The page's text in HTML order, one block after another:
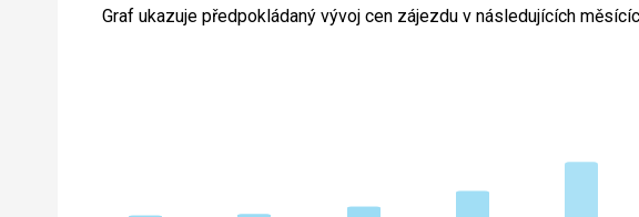
Graf ukazuje předpokládaný vývoj cen zájezdu v následujících